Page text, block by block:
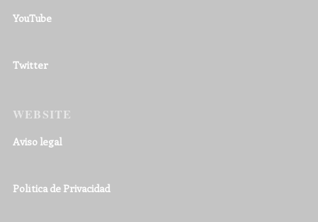
YouTube
Twitter
WEBSITE
Aviso legal
Política de Privacidad